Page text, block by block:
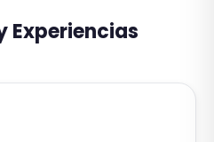
Experiencias